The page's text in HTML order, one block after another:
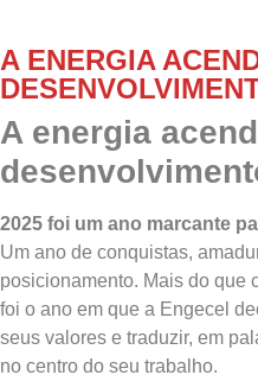
A ENERGIA
A energia
2025 foi um ano marcante
Um ano de conquistas,
posicionamento. Mais do que
foi o ano em que a Engecel
seus valores e traduzir, em
no centro do seu trabalho.